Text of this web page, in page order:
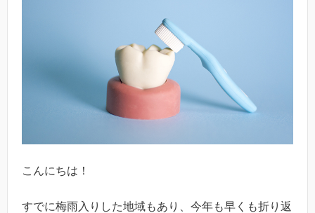
こんにちは！
すでに梅雨入りした地域もあり、今年も早くも折り返